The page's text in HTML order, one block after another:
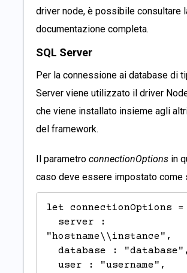
driver node, è possibile consultare
documentazione completa.
SQL Server
Per la connessione ai database di
Server viene utilizzato il driver
che viene installato insieme agli
del framework.
Il parametro connectionOptions in
caso deve essere impostato come
let connectionOptions
server :
"hostname\\instance",
database : "database",
user : "username",